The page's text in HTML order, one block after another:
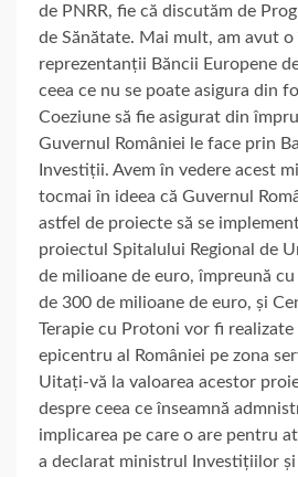
de PNRR, fie că discutăm de
de Sănătate. Mai mult, am avut
reprezentanții Băncii Europene
ceea ce nu se poate asigura din
Coeziune să fie asigurat din
Guvernul României le face prin
Investiții. Avem în vedere acest
tocmai în ideea că Guvernul
astfel de proiecte să se
proiectul Spitalului Regional de
de milioane de euro, împreună
de 300 de milioane de euro, și
Terapie cu Protoni vor fi realizate
epicentru al României pe zona
Uitați-vă la valoarea acestor
despre ceea ce înseamnă
implicarea pe care o are pentru
a declarat ministrul Investițiilor